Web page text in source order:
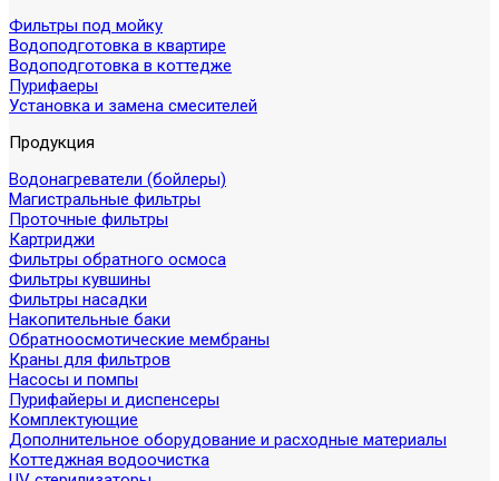
Фильтры под мойку
Водоподготовка в квартире
Водоподготовка в коттедже
Пурифаеры
Установка и замена смесителей
Продукция
Водонагреватели (бойлеры)
Магистральные фильтры
Проточные фильтры
Картриджи
Фильтры обратного осмоса
Фильтры кувшины
Фильтры насадки
Накопительные баки
Обратноосмотические мембраны
Краны для фильтров
Насосы и помпы
Пурифайеры и диспенсеры
Комплектующие
Дополнительное оборудование и расходные материалы
Коттеджная водоочистка